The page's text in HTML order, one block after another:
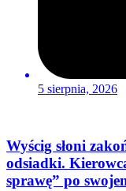
5 sierpnia, 2026
Wyścig słoni
odsiadki.
sprawę” po